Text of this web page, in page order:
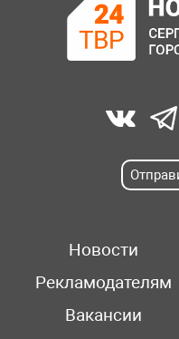
Новости
Рекламодателям
Вакансии